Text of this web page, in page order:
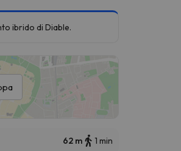
ibrido di Diable.
62 m 1 min